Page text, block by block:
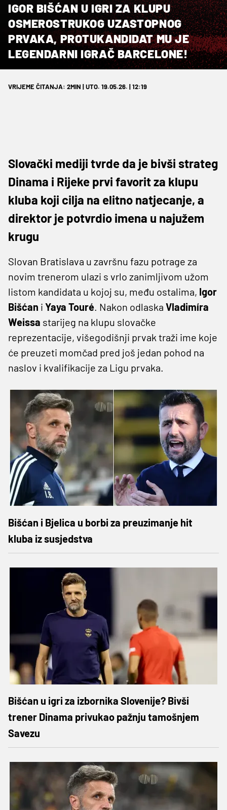
IGOR BIŠĆAN U IGRI ZA KLUPU
OSMEROSTRUKOG UZASTOPNOG
PRVAKA, PROTUKANDIDAT MU JE
LEGENDARNI IGRAČ BARCELONE!
VRIJEME ČITANJA: 2MIN | UTO. 19.05.26. | 12:19
Slovački mediji tvrde da je bivši strateg
Dinama i Rijeke prvi favorit za klupu
kluba koji cilja na elitno natjecanje, a
direktor je potvrdio imena u najužem
krugu
Slovan Bratislava u završnu fazu potrage za
novim trenerom ulazi s vrlo zanimljivom užom
listom kandidata u kojoj su, među ostalima, Igor
Bišćan i Yaya Touré. Nakon odlaska Vladimíra
Weissa starijeg na klupu slovačke
reprezentacije, višegodišnji prvak traži ime koje
će preuzeti momčad pred još jedan pohod na
naslov i kvalifikacije za Ligu prvaka.
Bišćan i Bjelica u borbi za preuzimanje hit
kluba iz susjedstva
Bišćan u igri za izbornika Slovenije? Bivši
trener Dinama privukao pažnju tamošnjem
Savezu